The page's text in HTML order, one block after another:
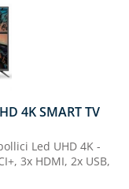
4K SMART TV
Led UHD 4K -
3x HDMI, 2x USB,